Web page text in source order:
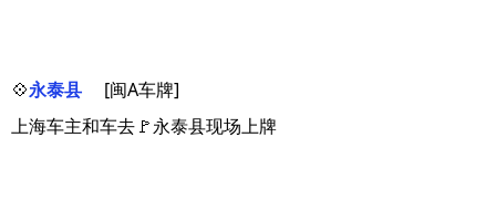
💠永泰县
[闽A车牌]
上海车主和车去🚩永泰县现场上牌